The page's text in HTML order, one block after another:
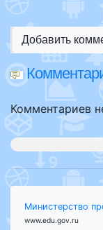
Добавить
Комментариев
Министерство
www.edu.gov.ru